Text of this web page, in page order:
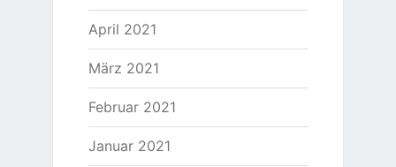
April 2021
März 2021
Februar 2021
Januar 2021